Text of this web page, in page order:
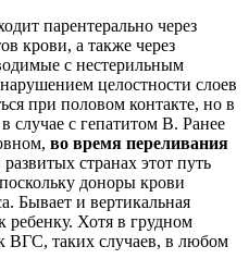
парентерально через
крови, а также через
с нестерильным
целостности слоев
при половом контакте, но в
случае с гепатитом B. Ранее
во время переливания
странах этот путь
доноры крови
Бывает и вертикальная
ребенку. Хотя в грудном
ВГС, таких случаев, в любом